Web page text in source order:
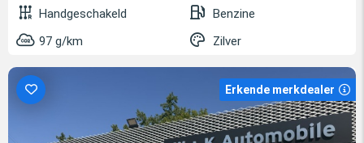
Handgeschakeld
Benzine
97 g/km
Zilver
Erkende merkdealer